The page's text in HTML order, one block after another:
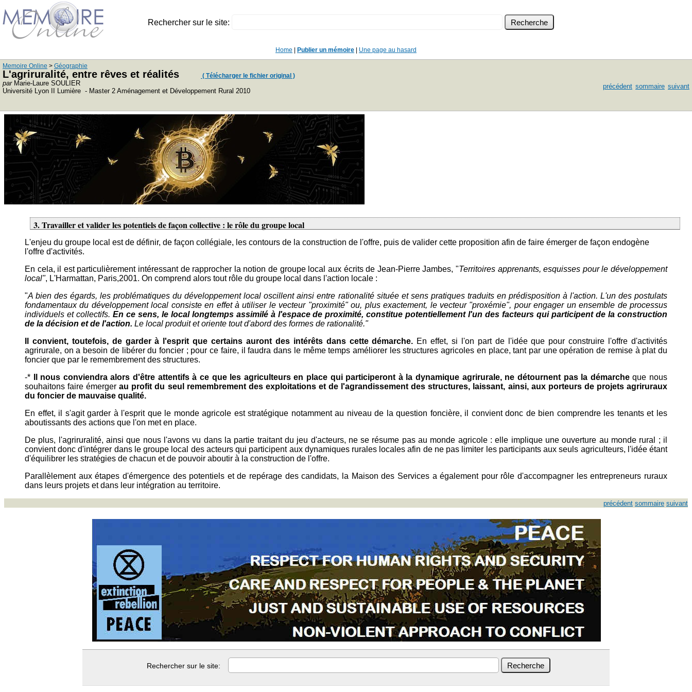
Rechercher sur le site:
Home Publier un mémoire Une page au hasard
Memoire Online > Géographie
L'agriruralité, entre rêves et réalités ( Télécharger le fichier original )
parMarie-Laure SOULIER
Université Lyon II Lumière - Master 2 Aménagement et Développement Rural 2010
précédent sommaire suivant
3. Travailler et valider les potentiels de façon collective : le rôle du groupe local
L'enjeu du groupe local est de définir, de façon collégiale, les contours de la construction de l'offre, puis de valider cette proposition afin de faire émerger de façon endogène
l'offre d'activités.
En cela, il est particulièrement intéressant de rapprocher la notion de groupe local aux écrits de Jean-Pierre Jambes, "Territoires apprenants, esquisses pour le développement
local", L'Harmattan, Paris,2001. On comprend alors tout rôle du groupe local dans l'action locale :
"A bien des égards, les problématiques du développement local oscillent ainsi entre rationalité située et sens pratiques traduits en prédisposition à l'action. L'un des postulats
fondamentaux du développement local consiste en effet à utiliser le vecteur "proximité" ou, plus exactement, le vecteur "proxémie", pour engager un ensemble de processus
individuels et collectifs. En ce sens, le local longtemps assimilé à l'espace de proximité, constitue potentiellement l'un des facteurs qui participent de la construction
de la décision et de l'action. Le local produit et oriente tout d'abord des formes de rationalité."
Il convient, toutefois, de garder à l'esprit que certains auront des intérêts dans cette démarche. En effet, si l'on part de l'idée que pour construire l'offre d'activités
agrirurale, on a besoin de libérer du foncier ; pour ce faire, il faudra dans le même temps améliorer les structures agricoles en place, tant par une opération de remise à plat du
foncier que par le remembrement des structures.
-*
Il nous conviendra alors d'être attentifs à ce que les agriculteurs en place qui participeront à la dynamique agrirurale, ne détournent pas la démarcheque nous
souhaitons faire émergerau profit du seul remembrement des exploitations et de l'agrandissement des structures, laissant, ainsi, aux porteurs de projets agriruraux
du foncier de mauvaise qualité.
En effet, il s'agit garder à l'esprit que le monde agricole est stratégique notamment au niveau de la question foncière, il convient donc de bien comprendre les tenants et les
aboutissants des actions que l'on met en place.
De plus, l'agriruralité, ainsi que nous l'avons vu dans la partie traitant du jeu d'acteurs, ne se résume pas au monde agricole : elle implique une ouverture au monde rural ; il
convient donc d'intégrer dans le groupe local des acteurs qui participent aux dynamiques rurales locales afin de ne pas limiter les participants aux seuls agriculteurs, l'idée étant
d'équilibrer les stratégies de chacun et de pouvoir aboutir à la construction de l'offre.
Parallèlement aux étapes d'émergence des potentiels et de repérage des candidats, la Maison des Services a également pour rôle d'accompagner les entrepreneurs ruraux
dans leurs projets et dans leur intégration au territoire.
précédent sommaire suivant
Rechercher sur le site: